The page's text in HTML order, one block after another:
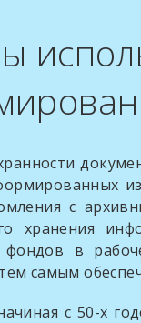
документов
с
хранения
фондов в
самым
50-х годов